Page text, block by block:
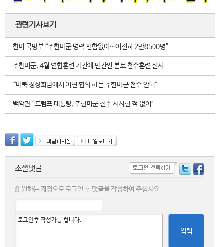
관련기사보기
한미 국방부 “주한미군 병력 변함없어…여전히 2만8500명”
주한미군, 4월 연합훈련 기간에 민간인 본토 철수훈련 실시
“미북 정상회담에서 어떤 합의 하든 주한미군 철수 안돼”
백악관 “트럼프 대통령, 주한미군 철수 시사한 적 없어”
소셜댓글
원하는 계정으로 로그인 후 댓글을 작성하여 주십시요.
입력